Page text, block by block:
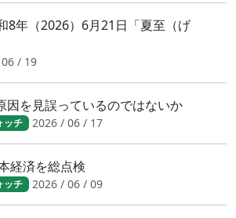
年（2026）6月21日「夏至（げ
/ 19
因を見誤っているのではないか
ッチ 2026 / 06 / 17
経済を総点検
ッチ 2026 / 06 / 09